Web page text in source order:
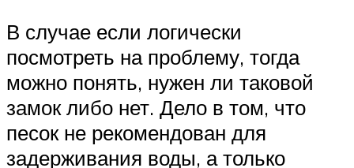
В случае если логически
посмотреть на проблему, тогда
можно понять, нужен ли таковой
замок либо нет. Дело в том, что
песок не рекомендован для
задерживания воды, а только